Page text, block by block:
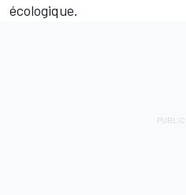
écologique.